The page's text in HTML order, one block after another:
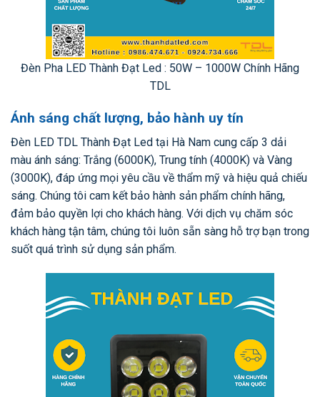
Đèn Pha LED Thành Đạt Led : 50W – 1000W Chính Hãng
TDL
Ánh sáng chất lượng, bảo hành uy tín
Đèn LED TDL Thành Đạt Led tại Hà Nam cung cấp 3 dải
màu ánh sáng: Trắng (6000K), Trung tính (4000K) và Vàng
(3000K), đáp ứng mọi yêu cầu về thẩm mỹ và hiệu quả chiếu
sáng. Chúng tôi cam kết bảo hành sản phẩm chính hãng,
đảm bảo quyền lợi cho khách hàng. Với dịch vụ chăm sóc
khách hàng tận tâm, chúng tôi luôn sẵn sàng hỗ trợ bạn trong
suốt quá trình sử dụng sản phẩm.